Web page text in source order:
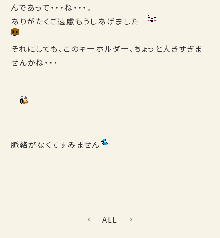
んであって・・・ね・・・。
ありがたくご遠慮もうしあげました
それにしても、このキーホルダー、ちょっと大きすぎま
せんかね・・・
脈絡がなくてすみません
ALL